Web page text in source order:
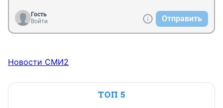
Гость
Войти
Отправить
Новости СМИ2
ТОП 5